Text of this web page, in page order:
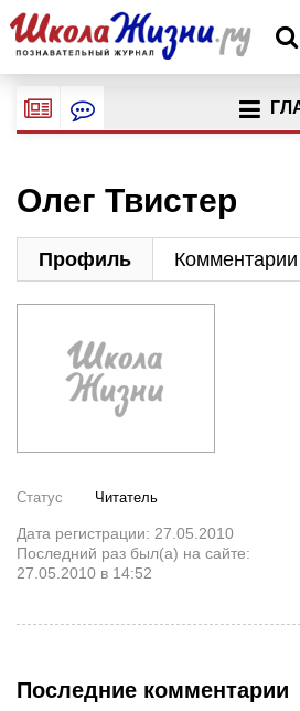
Олег Твистер
Профиль Комментарии
Статус Читатель
Дата регистрации: 27.05.2010
Последний раз был(а) на сайте:
27.05.2010 в 14:52
Последние комментарии